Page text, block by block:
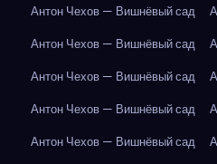
Антон Чехов — Вишнёвый сад
Антон Чехов — Вишнёвый сад
Антон Чехов — Вишнёвый сад
Антон Чехов — Вишнёвый сад
Антон Чехов — Вишнёвый сад